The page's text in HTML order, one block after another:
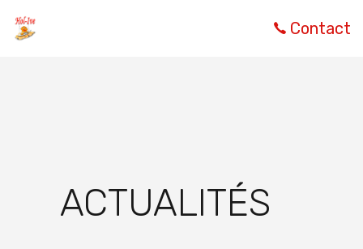
Contact
ACTUALITÉS